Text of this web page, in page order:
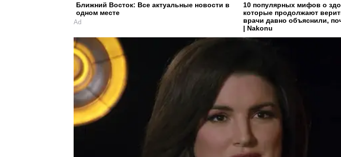
Ближний Восток: Все актуальные новости в
одном месте
Ad
10 популярных мифов о
которые продолжают
врачи давно объяснили,
| Nakonu